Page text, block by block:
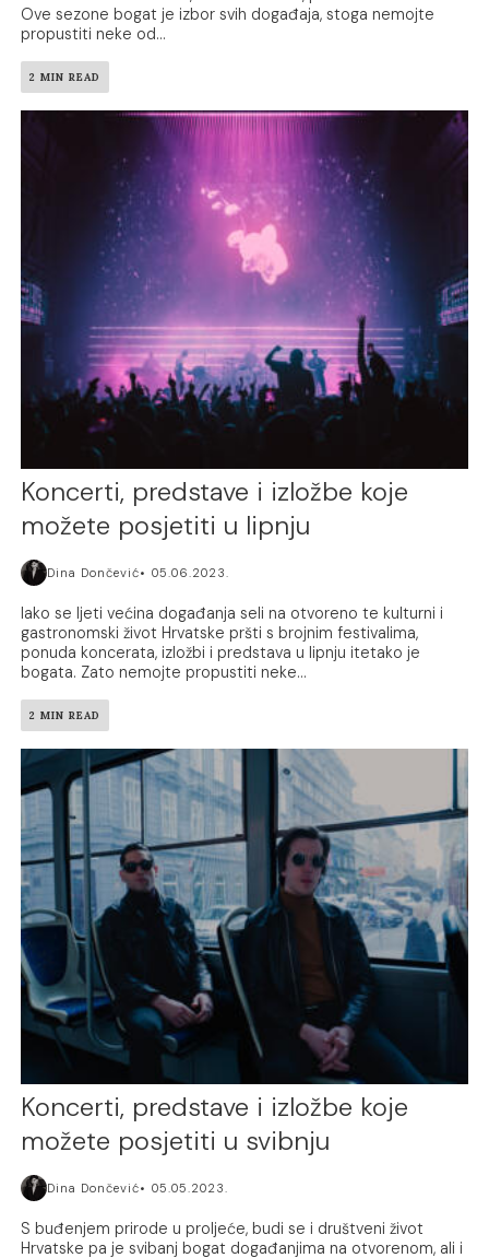
Ove sezone bogat je izbor svih događaja, stoga nemojte
propustiti neke od...
2 MIN READ
Koncerti, predstave i izložbe koje
možete posjetiti u lipnju
Dina Dončević 05.06.2023.
Iako se ljeti većina događanja seli na otvoreno te kulturni i
gastronomski život Hrvatske pršti s brojnim festivalima,
ponuda koncerata, izložbi i predstava u lipnju itetako je
bogata. Zato nemojte propustiti neke...
2 MIN READ
Koncerti, predstave i izložbe koje
možete posjetiti u svibnju
Dina Dončević 05.05.2023.
S buđenjem prirode u proljeće, budi se i društveni život
Hrvatske pa je svibanj bogat događanjima na otvorenom, ali i